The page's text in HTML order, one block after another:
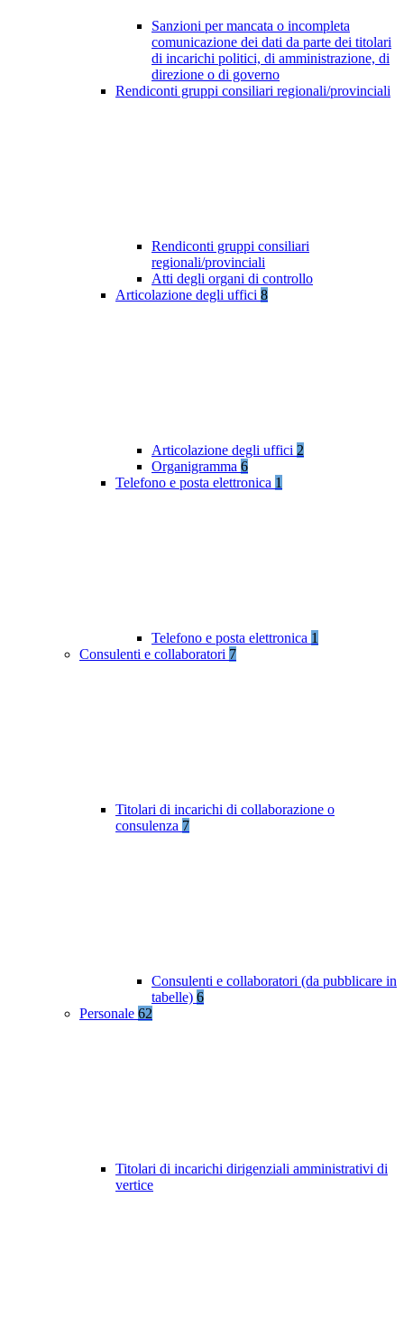
Sanzioni per mancata o incompleta
comunicazione dei dati da parte dei titolari
di incarichi politici, di amministrazione, di
direzione o di governo
Rendiconti gruppi consiliari regionali/provinciali
Rendiconti gruppi consiliari
regionali/provinciali
Atti degli organi di controllo
Articolazione degli uffici 8
Articolazione degli uffici 2
Organigramma 6
Telefono e posta elettronica 1
Telefono e posta elettronica 1
Consulenti e collaboratori 7
Titolari di incarichi di collaborazione o
consulenza 7
Consulenti e collaboratori (da pubblicare in
tabelle) 6
Personale 62
Titolari di incarichi dirigenziali amministrativi di
vertice